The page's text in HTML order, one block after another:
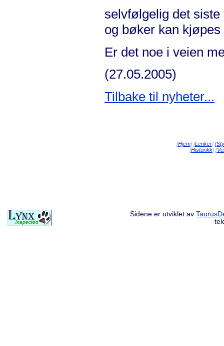
selvfølgelig det
og bøker kan
Er det noe i veien
(27.05.2005)
Tilbake til nyheter...
[Hjem] [Lenker]
[Historikk] [
Sidene er utviklet av